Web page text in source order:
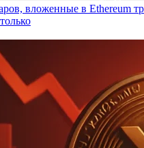
вложенные в Ethereum